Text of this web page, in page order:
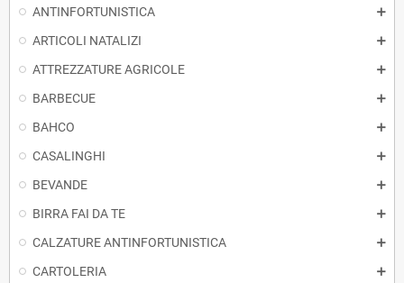
ANTINFORTUNISTICA
ARTICOLI NATALIZI
ATTREZZATURE AGRICOLE
BARBECUE
BAHCO
CASALINGHI
BEVANDE
BIRRA FAI DA TE
CALZATURE ANTINFORTUNISTICA
CARTOLERIA